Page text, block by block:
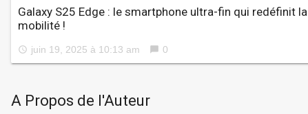
Galaxy S25 Edge : le smartphone ultra-fin qui redéfinit la
mobilité !
access_time juin 19, 2025 à 10:13 am chat_bubble 0
A Propos de l'Auteur